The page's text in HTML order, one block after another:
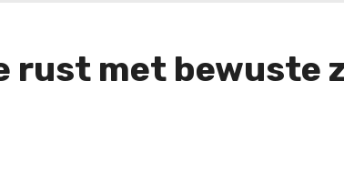
rust met bewuste